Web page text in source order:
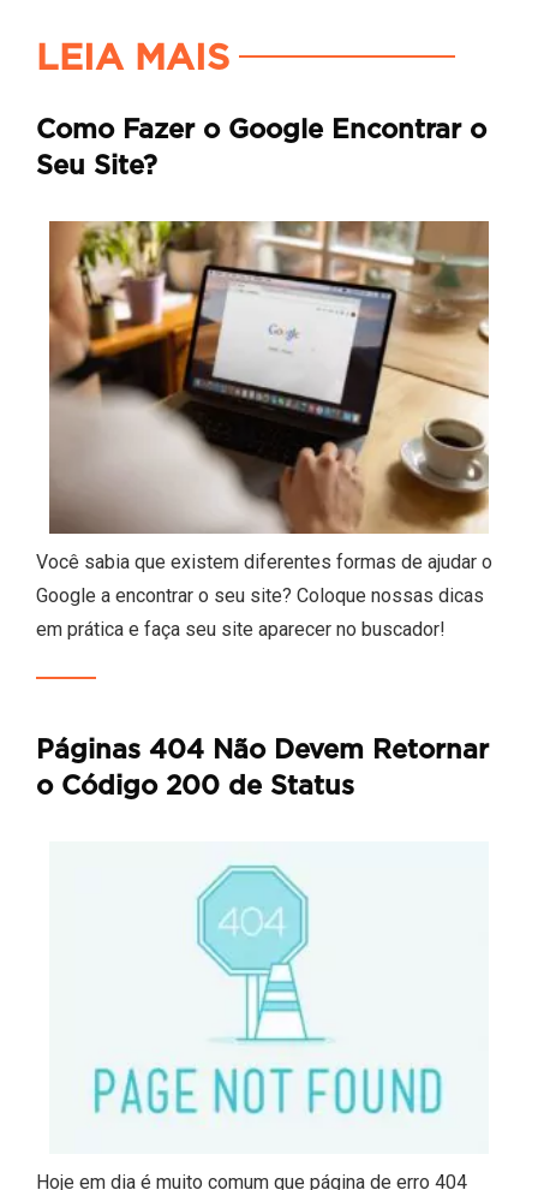
LEIA MAIS
Como Fazer o Google Encontrar o
Seu Site?
Você sabia que existem diferentes formas de ajudar o
Google a encontrar o seu site? Coloque nossas dicas
em prática e faça seu site aparecer no buscador!
Páginas 404 Não Devem Retornar
o Código 200 de Status
Hoje em dia é muito comum que página de erro 404